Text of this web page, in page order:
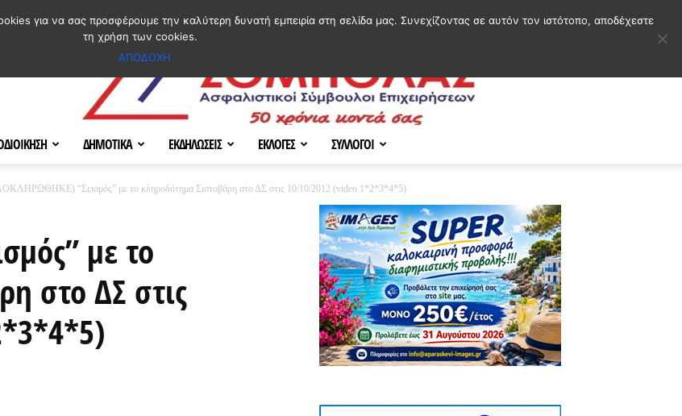
ΔΗΜΟΤΙΚΑ ΕΚΔΗΛΩΣΕΙΣ ΕΚΛΟΓΕΣ ΣΥΛΛΟΓΟΙ
“Σεισμός” με το κληροδότημα Σιστοβάρη στο ΔΣ στις 10/10/2012 (video 1*2*3*4*5)
με το
στο ΔΣ στις
για να σας προσφέρουμε την καλύτερη δυνατή εμπειρία στη σελίδα μας. Συνεχίζοντας σε αυτόν τον ιστότοπο, αποδέχεστε
τη χρήση των cookies.
ΑΠΟΔΟΧΗ